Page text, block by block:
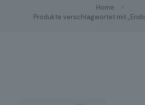
Home
Produkte verschlagwortet mit